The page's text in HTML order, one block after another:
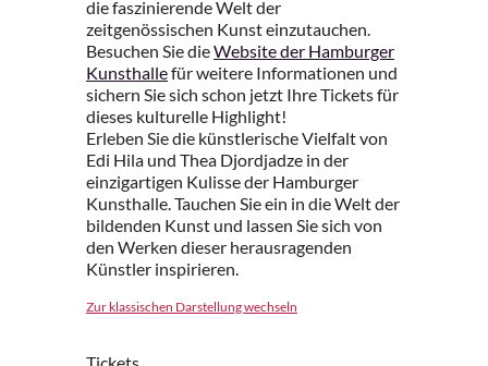
die faszinierende Welt der
zeitgenössischen Kunst einzutauchen.
Besuchen Sie dieWebsite der Hamburger
Kunsthallefür weitere Informationen und
sichern Sie sich schon jetzt Ihre Tickets für
dieses kulturelle Highlight!
Erleben Sie die künstlerische Vielfalt von
Edi Hila und Thea Djordjadze in der
einzigartigen Kulisse der Hamburger
Kunsthalle. Tauchen Sie ein in die Welt der
bildenden Kunst und lassen Sie sich von
den Werken dieser herausragenden
Künstler inspirieren.
Zur klassischen Darstellung wechseln